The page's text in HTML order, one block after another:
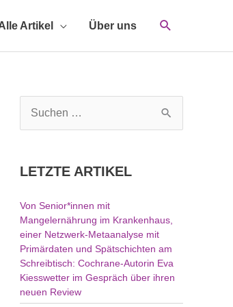
Artikel Über uns
u
e
n
c
h
:
LETZTE ARTIKEL
Von Senior*innen mit
Mangelernährung im Krankenhaus,
einer Netzwerk-Metaanalyse mit
Primärdaten und Spätschichten am
Schreibtisch: Cochrane-Autorin Eva
Kiesswetter im Gespräch über ihren
neuen Review